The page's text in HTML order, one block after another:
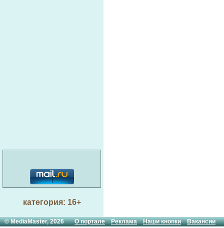
категория: 16+
© MediaMaster, 2026О портале Реклама Наши кнопки Вакансии